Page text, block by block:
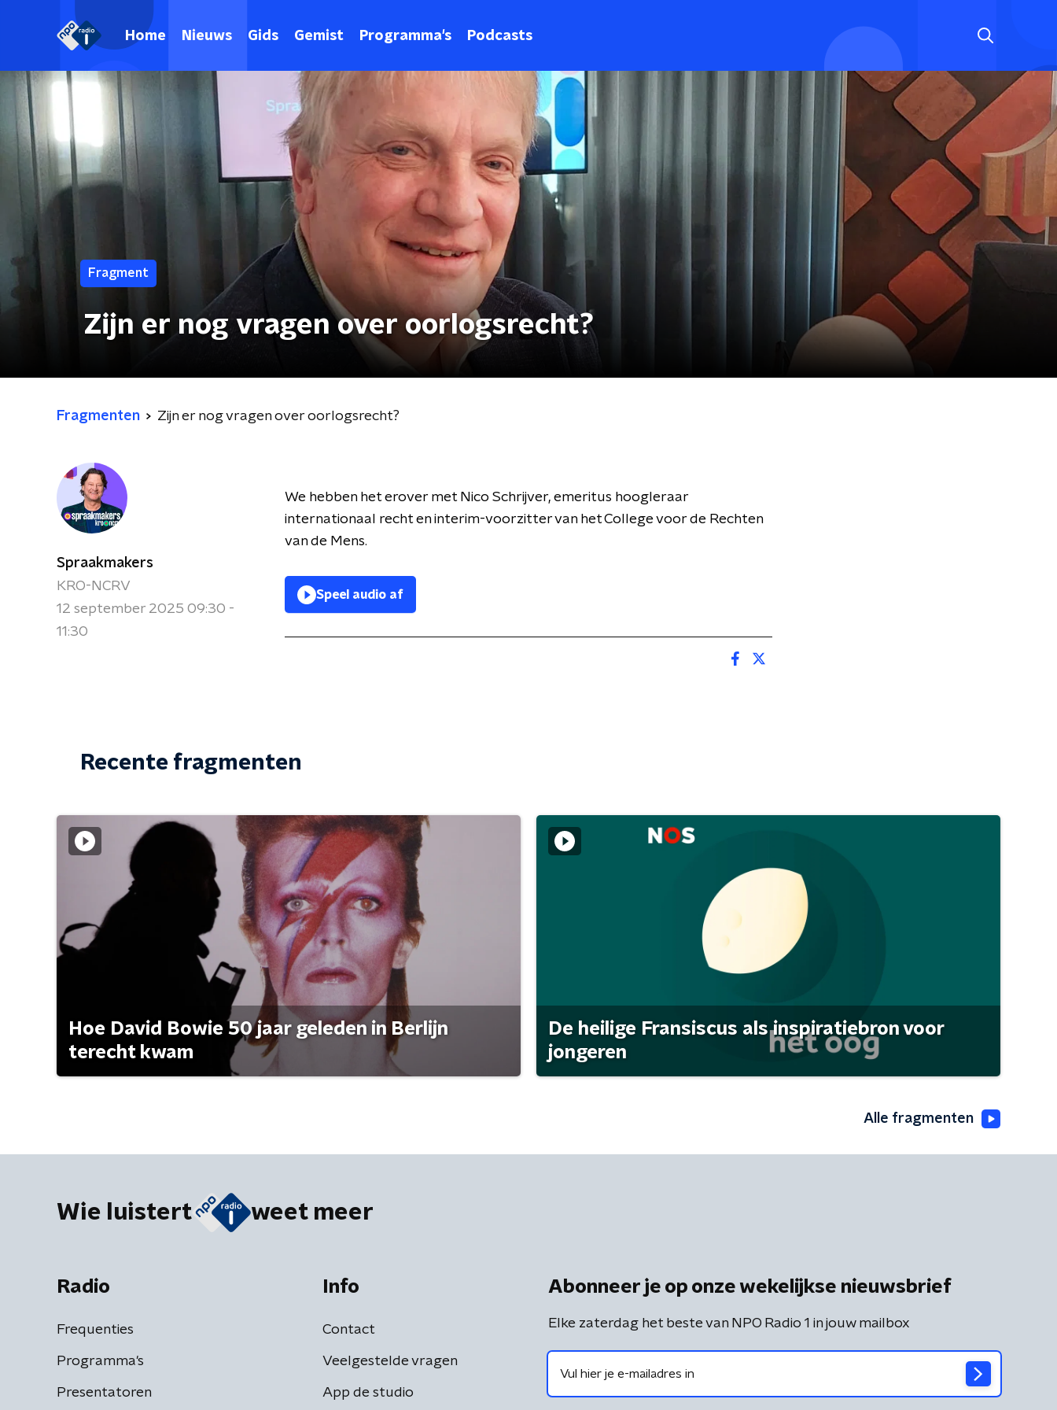
Home Nieuws Gids Gemist Programma's Podcasts
Fragment
Zijn er nog vragen over oorlogsrecht?
Fragmenten Zijn er nog vragen over oorlogsrecht?
Spraakmakers
KRO-NCRV
12 september 2025 09:30 -
11:30
We hebben het erover met Nico Schrijver, emeritus hoogleraar
internationaal recht en interim-voorzitter van het College voor de Rechten
van de Mens.
Speel audio af
Recente fragmenten
Hoe David Bowie 50 jaar geleden in Berlijn
terecht kwam
De heilige Fransiscus als inspiratiebron voor
jongeren
Alle fragmenten
Wie luistert weet meer
Radio
Frequenties
Programma's
Presentatoren
Info
Contact
Veelgestelde vragen
App de studio
Abonneer je op onze wekelijkse nieuwsbrief
Elke zaterdag het beste van NPO Radio 1 in jouw mailbox